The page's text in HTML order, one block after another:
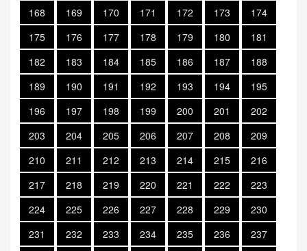
168
169 170 171 172 173
174
175
176 177 178 179 180
181
182
183 184 185 186 187
188
189
190 191 192 193 194
195
196
197 198 199 200 201
202
203
204 205 206 207 208
209
210
211 212 213 214 215
216
217
218 219 220 221 222
223
224
225 226 227 228 229
230
231
232 233 234 235 236
237